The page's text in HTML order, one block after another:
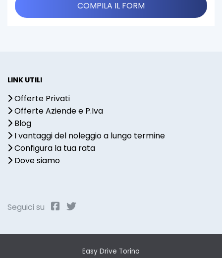
COMPILA IL FORM
LINK UTILI
Offerte Privati
Offerte Aziende e P.Iva
Blog
I vantaggi del noleggio a lungo termine
Configura la tua rata
Dove siamo
Seguici su
Easy Drive Torino